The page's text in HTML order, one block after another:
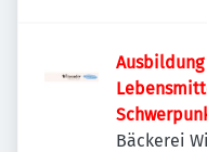
Bäckerei